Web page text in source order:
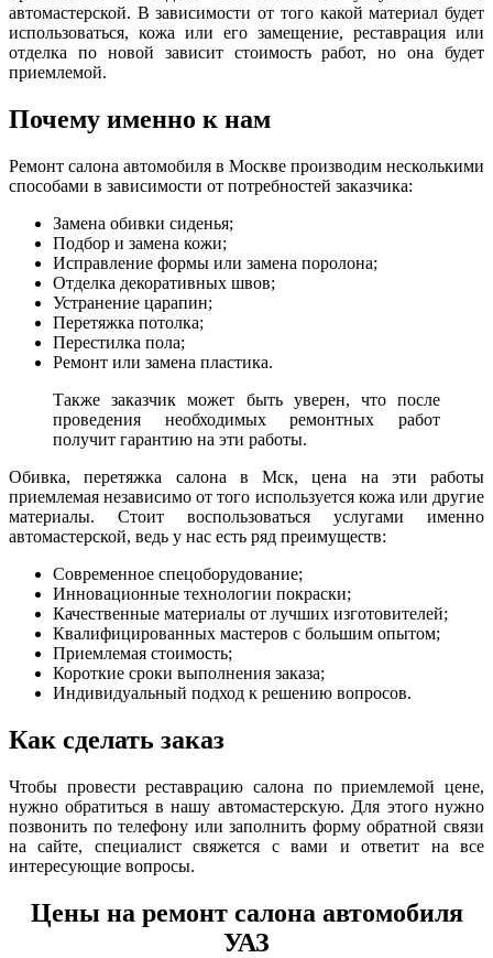
автомастерской. В зависимости от того какой материал будет
использоваться, кожа или его замещение, реставрация или
отделка по новой зависит стоимость работ, но она будет
приемлемой.
Почему именно к нам
Ремонт салона автомобиля в Москве производим несколькими
способами в зависимости от потребностей заказчика:
Замена обивки сиденья;
Подбор и замена кожи;
Исправление формы или замена поролона;
Отделка декоративных швов;
Устранение царапин;
Перетяжка потолка;
Перестилка пола;
Ремонт или замена пластика.
Также заказчик может быть уверен, что после
проведения необходимых ремонтных работ
получит гарантию на эти работы.
Обивка, перетяжка салона в Мск, цена на эти работы
приемлемая независимо от того используется кожа или другие
материалы. Стоит воспользоваться услугами именно
автомастерской, ведь у нас есть ряд преимуществ:
Современное спецоборудование;
Инновационные технологии покраски;
Качественные материалы от лучших изготовителей;
Квалифицированных мастеров с большим опытом;
Приемлемая стоимость;
Короткие сроки выполнения заказа;
Индивидуальный подход к решению вопросов.
Как сделать заказ
Чтобы провести реставрацию салона по приемлемой цене,
нужно обратиться в нашу автомастерскую. Для этого нужно
позвонить по телефону или заполнить форму обратной связи
на сайте, специалист свяжется с вами и ответит на все
интересующие вопросы.
Цены на ремонт салона автомобиля
УАЗ